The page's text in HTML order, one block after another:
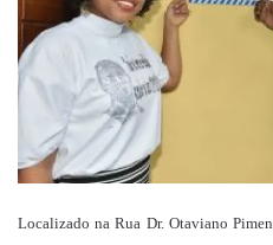
Localizado na Rua Dr. Otaviano